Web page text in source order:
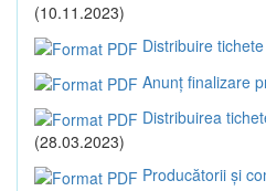
(10.11.2023)
Distribuire
Anunț finalizare
Distribuirea
(28.03.2023)
Producătorii și